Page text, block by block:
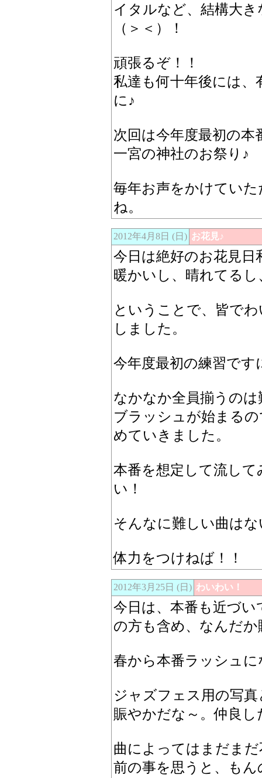
イタルなど、結構大
（＞＜）！
頑張るぞ！！
私達も何十年後には
に♪
次回は今年度最初の本
一宮の神社のお祭り♪
毎年お声をかけてい
ね。
2012年4月8日 (日) お花見♪
今日は絶好のお花見日
暖かいし、晴れてる
ということで、皆で
しました。
今年度最初の練習です
なかなか全員揃うの
ブラッシュが始まる
めていきました。
本番を想定して流し
い！
そんなに難しい曲は
体力をつけねば！！
2012年3月25日 (日) わいわい！
今日は、本番も近づ
の方も含め、なんだ
春から本番ラッシュ
ジャズフェス用の写
賑やかだな～。仲良し
曲によってはまだま
前の事を思うと、も